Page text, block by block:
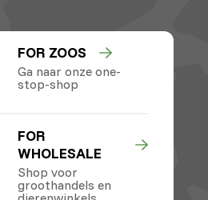
FOR ZOOS
Ga naar onze one-
stop-shop
FOR
WHOLESALE
Shop voor
groothandels en